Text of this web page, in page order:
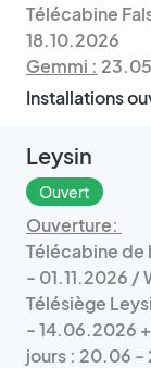
Télécabine
18.10.2026
Gemmi :
Installations
Leysin
Ouvert
Ouverture:
Télécabine de
- 01.11.2026 /
Télésiège
- 14.06.2026
jours : 20.06